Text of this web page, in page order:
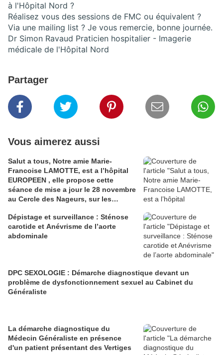
à l'Hôpital Nord ?
Réalisez vous des sessions de FMC ou équivalent ?
Via une mailing list ? Je vous remercie, bonne journée.
Dr Simon Ravaud Praticien hospitalier - Imagerie
médicale de l'Hôpital Nord
Partager
Vous aimerez aussi
Salut a tous, Notre amie Marie-
Francoise LAMOTTE, est a l’hôpital
EUROPEEN , elle propose cette
séance de mise a jour le 28 novembre
au Cercle des Nageurs, sur les
Dépistage et surveillance : Sténose
carotide et Anévrisme de l’aorte
abdominale
DPC SEXOLOGIE : Démarche diagnostique devant un
problème de dysfonctionnement sexuel au Cabinet du
Généraliste
La démarche diagnostique du
Médecin Généraliste en présence
d'un patient présentant des Vertiges